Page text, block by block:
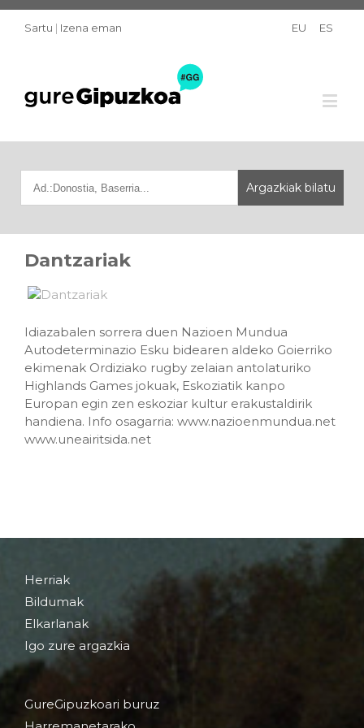
Sartu | Izena eman EU ES
Dantzariak
Idiazabalen sorrera duen Nazioen Mundua
Autodeterminazio Esku bidearen aldeko Goierriko
ekimenak Ordiziako rugby zelaian antolaturiko
Highlands Games jokuak, Eskoziatik kanpo
Europan egin zen eskoziar kultur erakustaldirik
handiena. Info osagarria: www.nazioenmundua.net
www.uneairitsida.net
Herriak
Bildumak
Elkarlanak
Igo zure argazkia
GureGipuzkoari buruz